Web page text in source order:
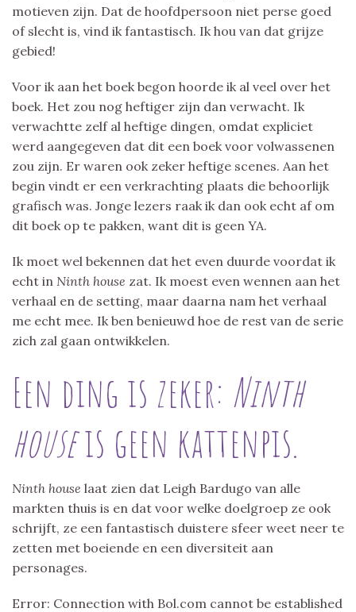
motieven zijn. Dat de hoofdpersoon niet perse goed
of slecht is, vind ik fantastisch. Ik hou van dat grijze
gebied!
Voor ik aan het boek begon hoorde ik al veel over het
boek. Het zou nog heftiger zijn dan verwacht. Ik
verwachtte zelf al heftige dingen, omdat expliciet
werd aangegeven dat dit een boek voor volwassenen
zou zijn. Er waren ook zeker heftige scenes. Aan het
begin vindt er een verkrachting plaats die behoorlijk
grafisch was. Jonge lezers raak ik dan ook echt af om
dit boek op te pakken, want dit is geen YA.
Ik moet wel bekennen dat het even duurde voordat ik
echt in Ninth house zat. Ik moest even wennen aan het
verhaal en de setting, maar daarna nam het verhaal
me echt mee. Ik ben benieuwd hoe de rest van de serie
zich zal gaan ontwikkelen.
Een ding is zeker: Ninth
houseis geen kattenpis.
Ninth house laat zien dat Leigh Bardugo van alle
markten thuis is en dat voor welke doelgroep ze ook
schrijft, ze een fantastisch duistere sfeer weet neer te
zetten met boeiende en een diversiteit aan
personages.
Error: Connection with Bol.com cannot be established